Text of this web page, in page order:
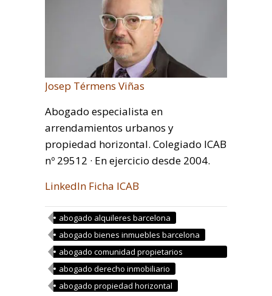
Josep Térmens Viñas
Abogado especialista en
arrendamientos urbanos y
propiedad horizontal. Colegiado ICAB
nº 29512 · En ejercicio desde 2004.
LinkedIn Ficha ICAB
abogado alquileres barcelona
abogado bienes inmuebles barcelona
abogado comunidad propietarios
barcelona
abogado derecho inmobiliario
abogado propiedad horizontal